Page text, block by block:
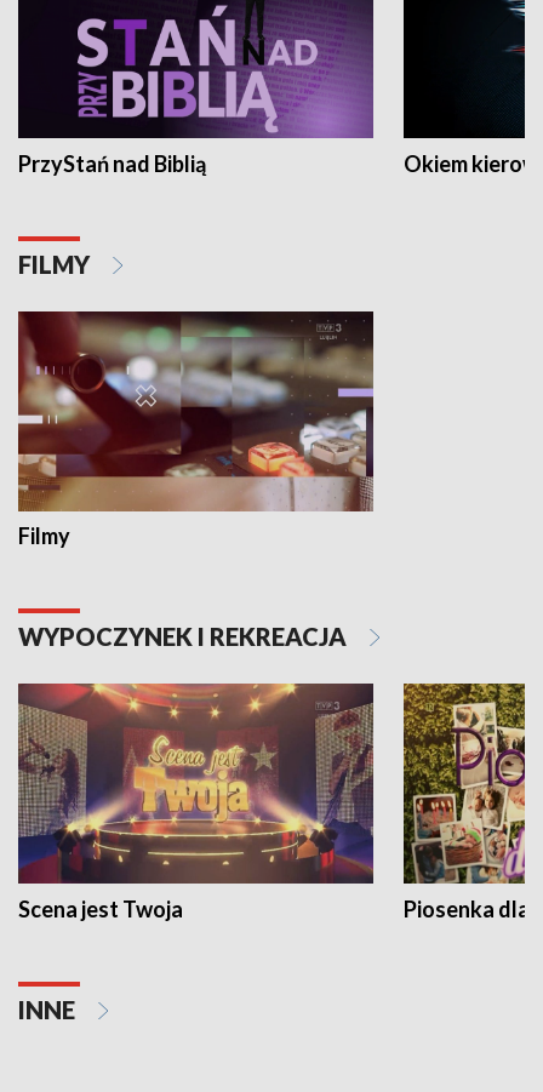
PrzyStań nad Biblią Okiem
FILMY
Filmy
WYPOCZYNEK I REKREACJA
Scena jest Twoja Piosenka dla
INNE